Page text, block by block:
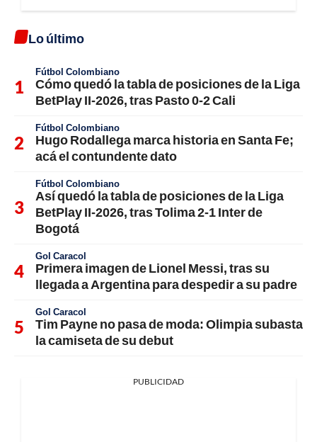
Lo último
Fútbol Colombiano
Cómo quedó la tabla de posiciones de la Liga
BetPlay II-2026, tras Pasto 0-2 Cali
Fútbol Colombiano
Hugo Rodallega marca historia en Santa Fe;
acá el contundente dato
Fútbol Colombiano
Así quedó la tabla de posiciones de la Liga
BetPlay II-2026, tras Tolima 2-1 Inter de
Bogotá
Gol Caracol
Primera imagen de Lionel Messi, tras su
llegada a Argentina para despedir a su padre
Gol Caracol
Tim Payne no pasa de moda: Olimpia subasta
la camiseta de su debut
PUBLICIDAD